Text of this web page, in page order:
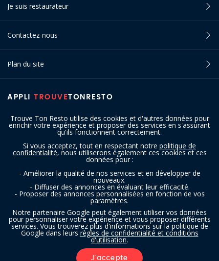
Trouve Ton Resto utilise des cookies et d'autres données pour
enrichir votre expérience et proposer des services en s'assurant
qu'ils fonctionnent correctement.
Si vous acceptez, tout en respectant notre politique de
confidentialité, nous utiliserons également ces cookies et ces
données pour :
- Améliorer la qualité de nos services et en développer de
nouveaux.
- Diffuser des annonces en évaluant leur efficacité.
- Proposer des annonces personnalisées en fonction de vos
paramètres.
Notre partenaire Google peut également utiliser vos données
pour personnaliser votre expérience et vous proposer différents
services. Vous trouverez plus d'informations sur la politique de
Google dans leurs règles de confidentialité et conditions
d'utilisation.
J'accepte
APPLI TROUVETONRESTO
Je suis restaurateur
Contactez-nous
Plan du site
SUIVEZ-NOUS
Copyright © 2016 - 2026 trouvetonresto.be ‐ Tous droits réservés | JDC
Resto SRL | Rue de Mettet 12 - 5640 Mettet (Belgique)